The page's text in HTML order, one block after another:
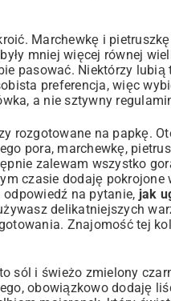
Marchewkę i
mniej więcej równej
pasować. Niektórzy lubią
preferencja, więc
a nie sztywny
rozgotowane na papkę.
pora, marchewkę,
zalewam wszystko
czasie dodaję
na pytanie, jak
delikatniejszych
Znajomość tej
sól i świeżo zmielony
obowiązkowo dodaję